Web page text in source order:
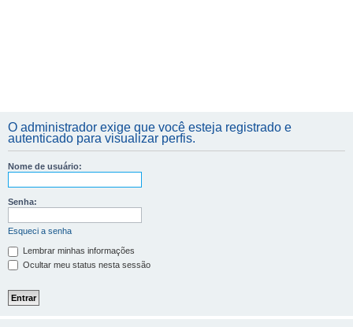
O administrador exige que você esteja registrado e
autenticado para visualizar perfis.
Nome de usuário:
Senha:
Esqueci a senha
Lembrar minhas informações
Ocultar meu status nesta sessão